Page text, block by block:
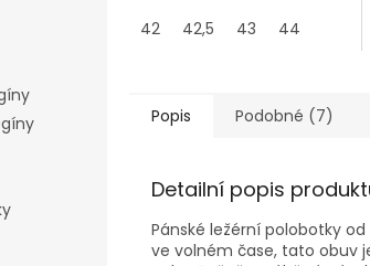
stabilizátorem pro
boty pro westernové
42 42,5 43 44
Popis Podobné (7)
Detailní popis
Pánské ležérní polobotky
ve volném čase, tato obuv